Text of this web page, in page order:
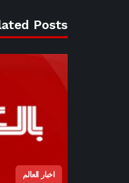
Posts
اخبار العالم